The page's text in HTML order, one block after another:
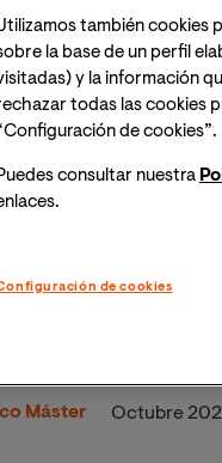
Grados
Grados
Máster
Máster Octubre
también cookies
la base de un perfil
y la información
todas las cookies
de cookies”.
consultar nuestra
de cookies